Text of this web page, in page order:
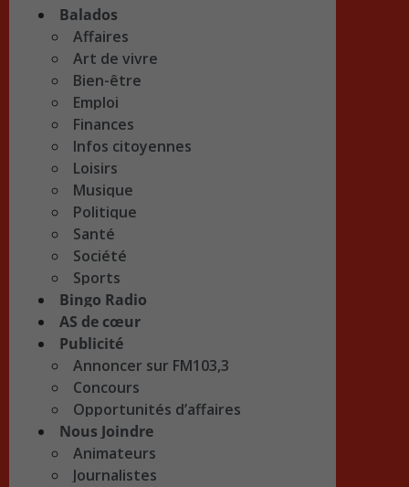
Balados
Affaires
Art de vivre
Bien-être
Emploi
Finances
Infos citoyennes
Loisirs
Musique
Politique
Santé
Société
Sports
Bingo Radio
AS de cœur
Publicité
Annoncer sur FM103,3
Concours
Opportunités d’affaires
Nous Joindre
Animateurs
Journalistes